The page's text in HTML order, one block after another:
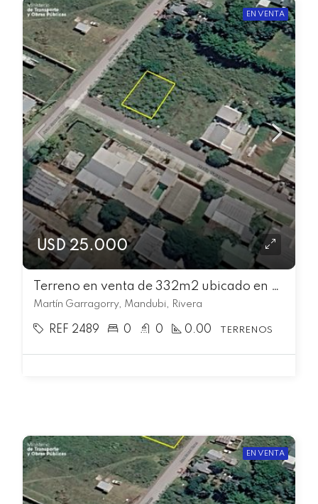
EN VENTA
USD 25.000
Terreno en venta de 332m2 ubicado en Mandubi
Martín Garragorry, Mandubi, Rivera
REF 2489 0 0 0.00 TERRENOS
EN VENTA